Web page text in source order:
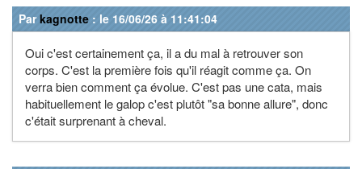
Parkagnotte : le 16/06/26 à 11:41:04
Oui c'est certainement ça, il a du mal à retrouver son
corps. C'est la première fois qu'il réagit comme ça. On
verra bien comment ça évolue. C'est pas une cata, mais
habituellement le galop c'est plutôt "sa bonne allure", donc
c'était surprenant à cheval.